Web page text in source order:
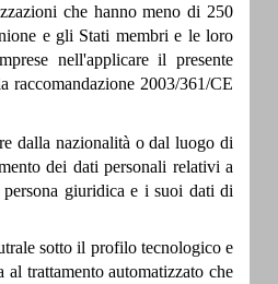
che hanno meno di 250
e gli Stati membri e le loro
nell'applicare il presente
raccomandazione 2003/361/CE
dalla nazionalità o dal luogo di
dei dati personali relativi a
giuridica e i suoi dati di
sotto il profilo tecnologico e
trattamento automatizzato che